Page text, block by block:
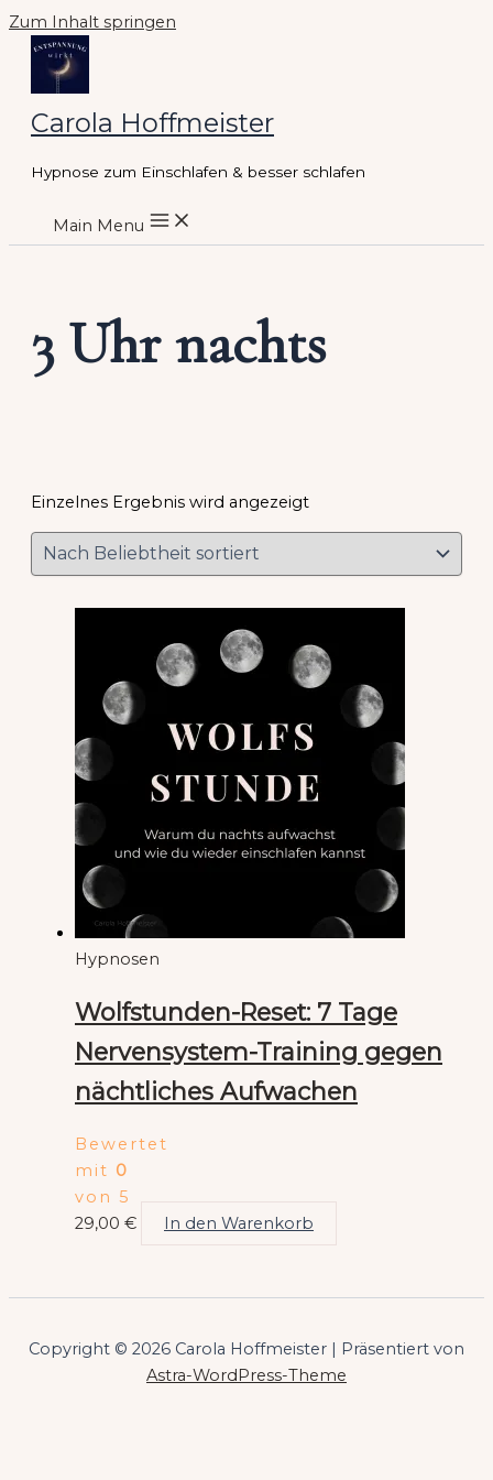
Zum Inhalt springen
Carola Hoffmeister
Hypnose zum Einschlafen & besser schlafen
Main Menu
3 Uhr nachts
Einzelnes Ergebnis wird angezeigt
Hypnosen
Wolfstunden-Reset: 7 Tage
Nervensystem-Training gegen
nächtliches Aufwachen
Bewertet
mit 0
von 5
29,00 € In den Warenkorb
Copyright © 2026 Carola Hoffmeister | Präsentiert von
Astra-WordPress-Theme